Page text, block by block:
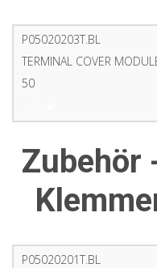
P05020203T.BL
TERMINAL COVER
50
Zubehör
P05020201T.BL